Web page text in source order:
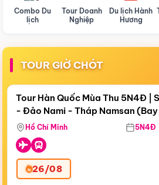
Combo Du
lịch
Tour Doanh
Nghiệp
Du lịch Hành
Hương
TOUR GIỜ CHÓT
Còn18 ngày 12:48:21
Bay Sun Phuquoc Airways
Tour Hàn Quốc Mùa Thu 5N4Đ |
- Đảo Nami - Tháp Namsan (Bay
Airways)
Hồ Chí Minh 5N4Đ
26/08